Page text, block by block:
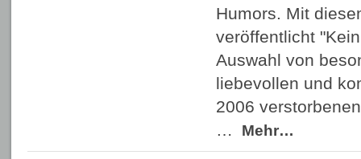
Humors. Mit
veröffentlicht
Auswahl von
liebevollen und
2006
…
Mehr…